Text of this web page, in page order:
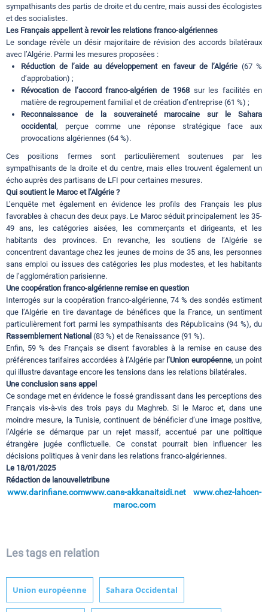
sympathisants des partis de droite et du centre, mais aussi des écologistes
et des socialistes.
Les Français appellent à revoir les relations franco-algériennes
Le sondage révèle un désir majoritaire de révision des accords bilatéraux
avec l’Algérie. Parmi les mesures proposées :
Réduction de l’aide au développement en faveur de l’Algérie (67 %
d’approbation) ;
Révocation de l’accord franco-algérien de 1968 sur les facilités en
matière de regroupement familial et de création d’entreprise (61 %) ;
Reconnaissance de la souveraineté marocaine sur le Sahara
occidental , perçue comme une réponse stratégique face aux
provocations algériennes (64 %).
Ces positions fermes sont particulièrement soutenues par les
sympathisants de la droite et du centre, mais elles trouvent également un
écho auprès des partisans de LFI pour certaines mesures.
Qui soutient le Maroc et l’Algérie ?
L’enquête met également en évidence les profils des Français les plus
favorables à chacun des deux pays. Le Maroc séduit principalement les 35-
49 ans, les catégories aisées, les commerçants et dirigeants, et les
habitants des provinces. En revanche, les soutiens de l’Algérie se
concentrent davantage chez les jeunes de moins de 35 ans, les personnes
sans emploi ou issues des catégories les plus modestes, et les habitants
de l’agglomération parisienne.
Une coopération franco-algérienne remise en question
Interrogés sur la coopération franco-algérienne, 74 % des sondés estiment
que l’Algérie en tire davantage de bénéfices que la France, un sentiment
particulièrement fort parmi les sympathisants des Républicains (94 %), du
Rassemblement National (83 %) et de Renaissance (91 %).
Enfin, 59 % des Français se disent favorables à la remise en cause des
préférences tarifaires accordées à l’Algérie par l’Union européenne, un point
qui illustre davantage encore les tensions dans les relations bilatérales.
Une conclusion sans appel
Ce sondage met en évidence le fossé grandissant dans les perceptions des
Français vis-à-vis des trois pays du Maghreb. Si le Maroc et, dans une
moindre mesure, la Tunisie, continuent de bénéficier d’une image positive,
l’Algérie se démarque par un rejet massif, accentué par une politique
étrangère jugée conflictuelle. Ce constat pourrait bien influencer les
décisions politiques à venir dans les relations franco-algériennes.
Le 18/01/2025
Rédaction de lanouvelletribune
www.darinfiane.comwww.cans-akkanaitsidi.net
www.chez-lahcen-
maroc.com
Les tags en relation
Union européenne Sahara Occidental